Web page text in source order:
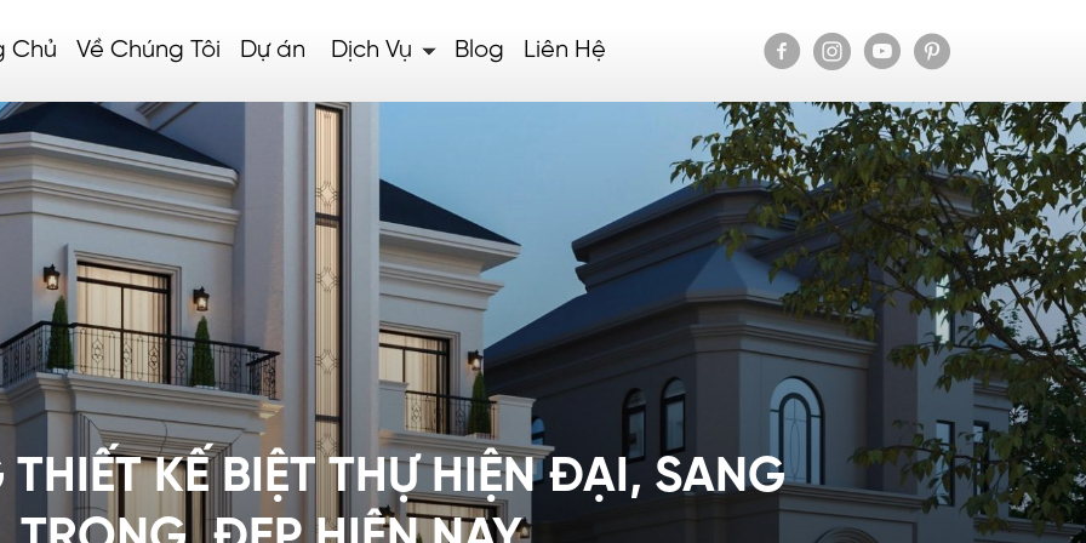
Chủ Về Chúng Tôi Dự án Dịch Vụ Blog Liên Hệ
KẾ BIỆT THỰ HIỆN ĐẠI, SANG